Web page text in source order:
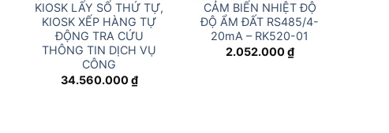
KIOSK LẤY SỐ THỨ TỰ,
KIOSK XẾP HÀNG TỰ
ĐỘNG TRA CỨU
THÔNG TIN DỊCH VỤ
CÔNG
34.560.000₫
CẢM BIẾN NHIỆT ĐỘ
ĐỘ ẨM ĐẤT RS485/4-
20mA – RK520-01
2.052.000₫